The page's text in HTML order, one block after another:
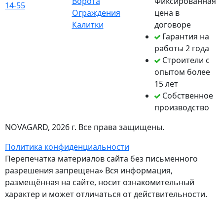
14-55
Ограждения
Калитки
цена в
договоре
Гарантия на
работы 2 года
Строители с
опытом более
15 лет
Собственное
производство
NOVAGARD, 2026 г. Все права защищены.
Политика конфиденциальности
Перепечатка материалов сайта без письменного
разрешения запрещена» Вся информация,
размещённая на сайте, носит ознакомительный
характер и может отличаться от действительности.